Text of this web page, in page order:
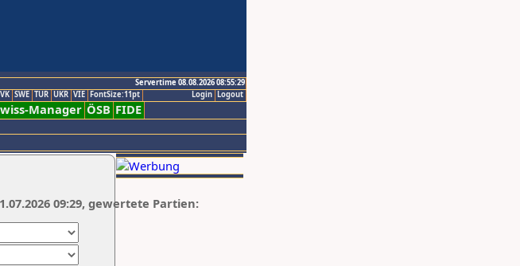
Servertime 08.08.2026 08:55:29
Logout
Login
SWE TUR UKR VIE FontSize:11pt
Manager ÖSB FIDE
09:29, gewertete Partien: